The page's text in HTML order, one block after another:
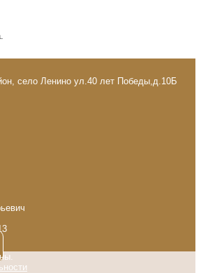
село Ленино ул.40 лет Победы,д.10Б